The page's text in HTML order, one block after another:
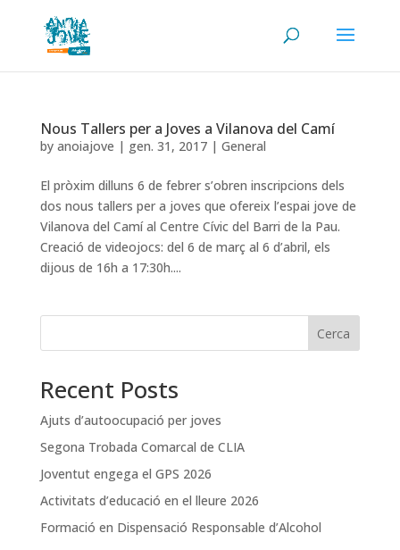
Nous Tallers per a Joves a Vilanova del Camí
by anoiajove | gen. 31, 2017| General
El pròxim dilluns 6 de febrer s’obren inscripcions dels
dos nous tallers per a joves que ofereix l’espai jove de
Vilanova del Camí al Centre Cívic del Barri de la Pau.
Creació de videojocs: del 6 de març al 6 d’abril, els
dijous de 16h a 17:30h....
Cerca
Recent Posts
Ajuts d’autoocupació per joves
Segona Trobada Comarcal de CLIA
Joventut engega el GPS 2026
Activitats d’educació en el lleure 2026
Formació en Dispensació Responsable d’Alcohol